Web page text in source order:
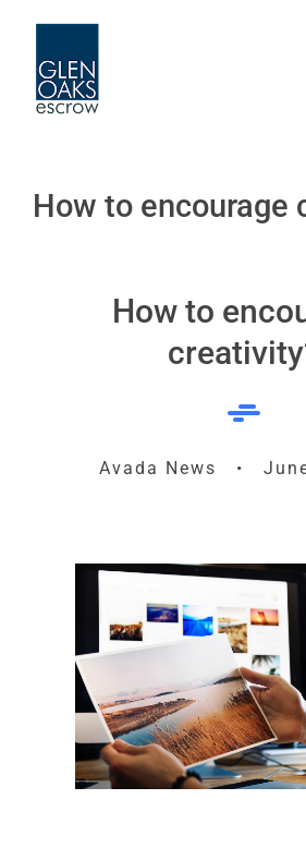
content
How to encourage
How to
Avada News •